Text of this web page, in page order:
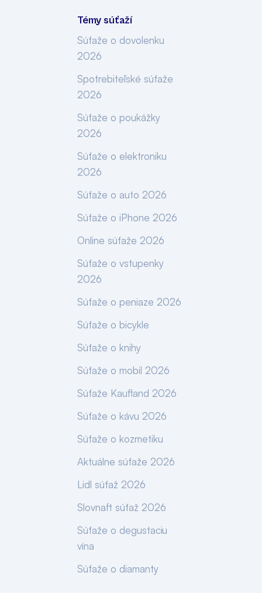
Témy súťaží
Súťaže o dovolenku
2026
Spotrebiteľské súťaže
2026
Súťaže o poukážky
2026
Súťaže o elektroniku
2026
Súťaže o auto 2026
Súťaže o iPhone 2026
Online súťaže 2026
Súťaže o vstupenky
2026
Súťaže o peniaze 2026
Súťaže o bicykle
Súťaže o knihy
Súťaže o mobil 2026
Súťaže Kaufland 2026
Súťaže o kávu 2026
Súťaže o kozmetiku
Aktuálne súťaže 2026
Lidl súťaž 2026
Slovnaft súťaž 2026
Súťaže o degustaciu
vína
Súťaže o diamanty